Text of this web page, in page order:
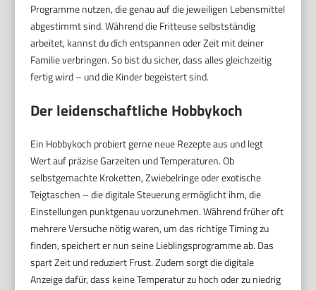
Programme nutzen, die genau auf die jeweiligen Lebensmittel
abgestimmt sind. Während die Fritteuse selbstständig
arbeitet, kannst du dich entspannen oder Zeit mit deiner
Familie verbringen. So bist du sicher, dass alles gleichzeitig
fertig wird – und die Kinder begeistert sind.
Der leidenschaftliche Hobbykoch
Ein Hobbykoch probiert gerne neue Rezepte aus und legt
Wert auf präzise Garzeiten und Temperaturen. Ob
selbstgemachte Kroketten, Zwiebelringe oder exotische
Teigtaschen – die digitale Steuerung ermöglicht ihm, die
Einstellungen punktgenau vorzunehmen. Während früher oft
mehrere Versuche nötig waren, um das richtige Timing zu
finden, speichert er nun seine Lieblingsprogramme ab. Das
spart Zeit und reduziert Frust. Zudem sorgt die digitale
Anzeige dafür, dass keine Temperatur zu hoch oder zu niedrig